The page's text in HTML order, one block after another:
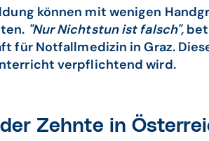
können mit wenigen
"Nur Nichtstun ist falsch",
für Notfallmedizin in Graz.
verpflichtend wird.
Zehnte in